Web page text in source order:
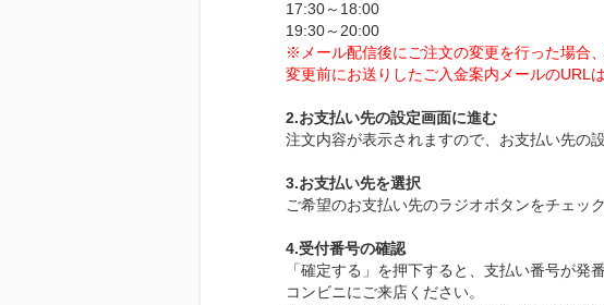
17:30～18:00
19:30～20:00
※メール配信後にご注文の変更を行った場合
変更前にお送りしたご入金案内メールのURL
2.お支払い先の設定画面に進む
注文内容が表示されますので、お支払い先の
3.お支払い先を選択
ご希望のお支払い先のラジオボタンをチェッ
4.受付番号の確認
「確定する」を押下すると、支払い番号が
コンビニにご来店ください。